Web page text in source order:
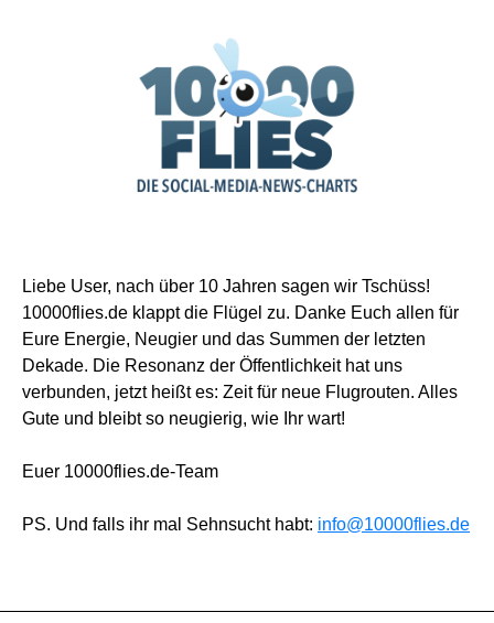
Liebe User, nach über 10 Jahren sagen wir Tschüss!
10000flies.de klappt die Flügel zu. Danke Euch allen für
Eure Energie, Neugier und das Summen der letzten
Dekade. Die Resonanz der Öffentlichkeit hat uns
verbunden, jetzt heißt es: Zeit für neue Flugrouten. Alles
Gute und bleibt so neugierig, wie Ihr wart!
Euer 10000flies.de-Team
PS. Und falls ihr mal Sehnsucht habt: info@10000flies.de